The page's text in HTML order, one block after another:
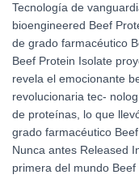
Tecnología de
bioengineered Beef
de grado farmacéutico
Beef Protein Isolate
revela el emocionante
revolucionaria tec-
de proteínas, lo que
grado farmacéutico
Nunca antes Released
primera del mundo